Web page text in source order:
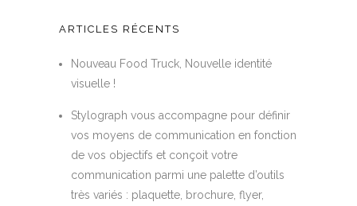
ARTICLES RÉCENTS
Nouveau Food Truck, Nouvelle identité
visuelle !
Stylograph vous accompagne pour définir
vos moyens de communication en fonction
de vos objectifs et conçoit votre
communication parmi une palette d’outils
très variés : plaquette, brochure, flyer,